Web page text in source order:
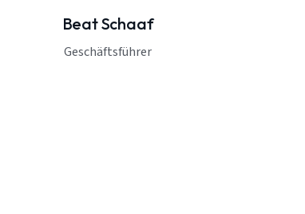
Beat Schaaf
Geschäftsführer